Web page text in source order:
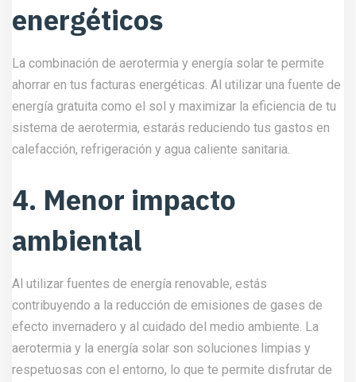
energéticos
La combinación de aerotermia y energía solar te permite
ahorrar en tus facturas energéticas. Al utilizar una fuente de
energía gratuita como el sol y maximizar la eficiencia de tu
sistema de aerotermia, estarás reduciendo tus gastos en
calefacción, refrigeración y agua caliente sanitaria.
4. Menor impacto
ambiental
Al utilizar fuentes de energía renovable, estás
contribuyendo a la reducción de emisiones de gases de
efecto invernadero y al cuidado del medio ambiente. La
aerotermia y la energía solar son soluciones limpias y
respetuosas con el entorno, lo que te permite disfrutar de